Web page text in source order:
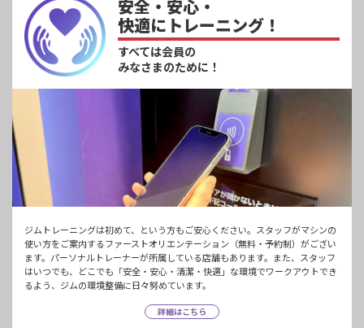
安全・安心・
快適にトレーニング！
すべては会員の
みなさまのために！
ジムトレーニングは初めて、という方もご安心ください。スタッフがマシンの
使い方をご案内するファーストオリエンテーション（無料・予約制）がござい
ます。パーソナルトレーナーが所属している店舗もあります。また、スタッフ
はいつでも、どこでも「安全・安心・清潔・快適」な環境でワークアウトでき
るよう、ジムの環境整備に日々努めています。
詳細はこちら